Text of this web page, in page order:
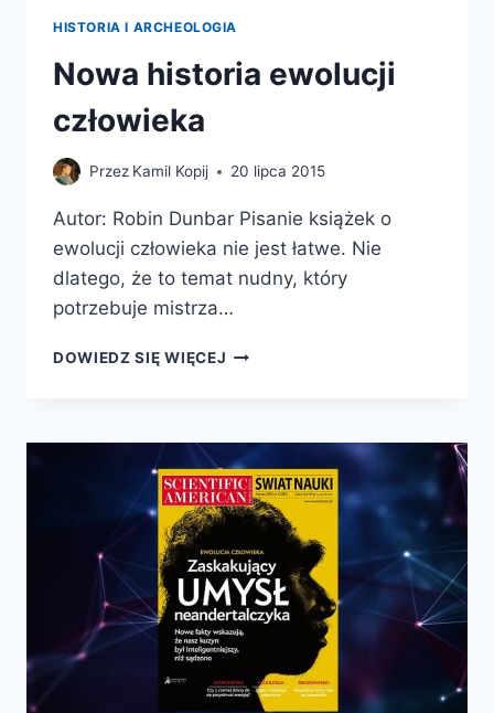
HISTORIA I ARCHEOLOGIA
Nowa historia ewolucji
człowieka
Przez Kamil Kopij 20 lipca 2015
Autor: Robin Dunbar Pisanie książek o
ewolucji człowieka nie jest łatwe. Nie
dlatego, że to temat nudny, który
potrzebuje mistrza…
DOWIEDZ SIĘ WIĘCEJ NOWA